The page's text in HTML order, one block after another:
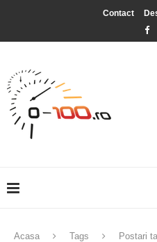
Contact
Acasa Tags Postari